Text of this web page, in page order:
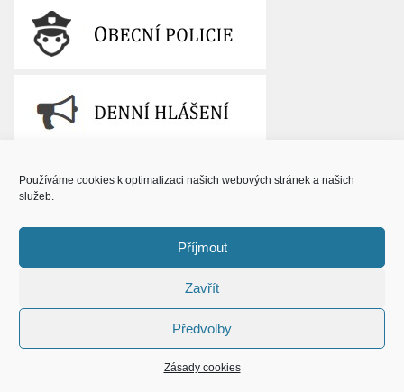
Používáme cookies k optimalizaci našich webových stránek a našich
služeb.
Příjmout
Zavřít
Předvolby
Zásady cookies